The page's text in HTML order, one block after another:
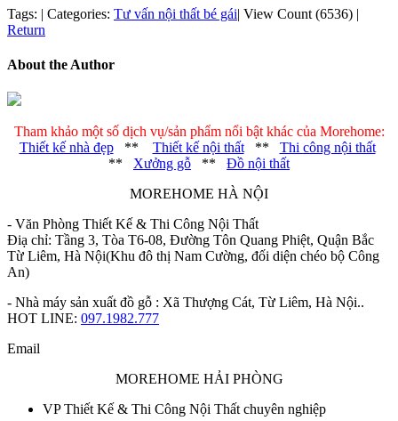
Tags: | Categories: Tư vấn nội thất bé gái| View Count (6536) |
Return
About the Author
Tham khảo một số dịch vụ/sản phẩm nổi bật khác của Morehome:
Thiết kế nhà đẹp** Thiết kế nội thất** Thi công nội thất
** Xưởng gỗ ** Đồ nội thất
MOREHOME HÀ NỘI
- Văn Phòng Thiết Kế & Thi Công Nội Thất
Điạ chỉ: Tầng 3, Tòa T6-08, Đường Tôn Quang Phiệt, Quận Bắc
Từ Liêm, Hà Nội(Khu đô thị Nam Cường, đối diện chéo bộ Công
An)
- Nhà máy sản xuất đồ gỗ : Xã Thượng Cát, Từ Liêm, Hà Nội..
HOT LINE: 097.1982.777
Email
MOREHOME HẢI PHÒNG
VP Thiết Kế & Thi Công Nội Thất chuyên nghiệp